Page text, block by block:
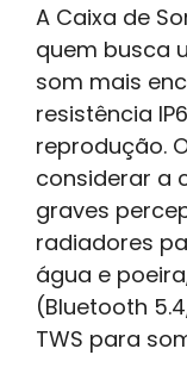
A Caixa de
quem busca
som mais
resistência
reprodução.
considerar a
graves
radiadores
água e
(Bluetooth
TWS para